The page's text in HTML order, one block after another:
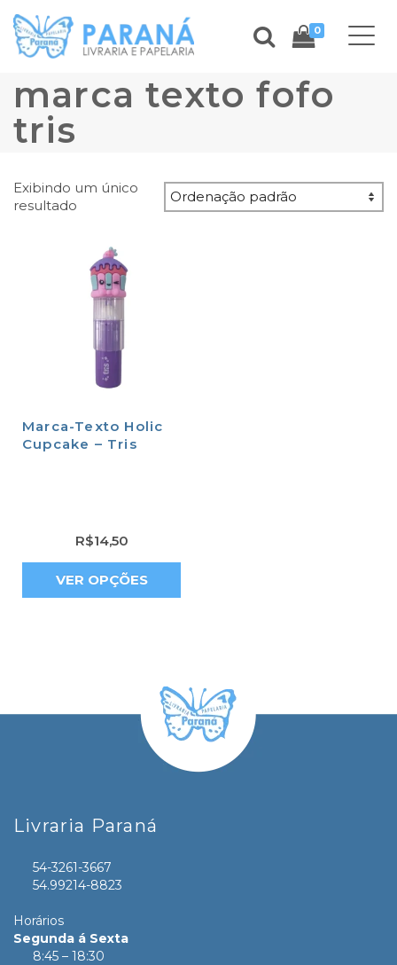
0
marca texto fofo
tris
Exibindo um único
resultado
Marca-Texto Holic
Cupcake – Tris
R$14,50
VER OPÇÕES
Livraria Paraná
54-3261-3667
54.99214-8823
Horários
Segunda á Sexta
8:45 – 18:30